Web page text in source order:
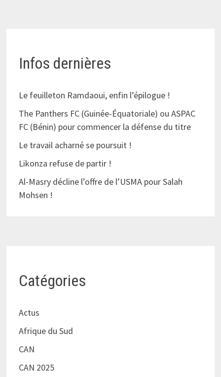
Infos dernières
Le feuilleton Ramdaoui, enfin l’épilogue !
The Panthers FC (Guinée-Équatoriale) ou ASPAC
FC (Bénin) pour commencer la défense du titre
Le travail acharné se poursuit !
Likonza refuse de partir !
Al-Masry décline l’offre de l’USMA pour Salah
Mohsen !
Catégories
Actus
Afrique du Sud
CAN
CAN 2025